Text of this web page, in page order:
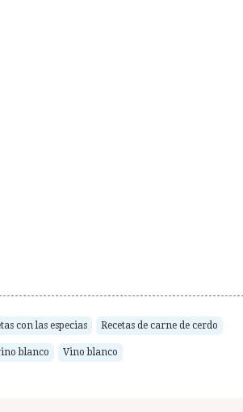
con las especias Recetas de carne de cerdo
blanco Vino blanco